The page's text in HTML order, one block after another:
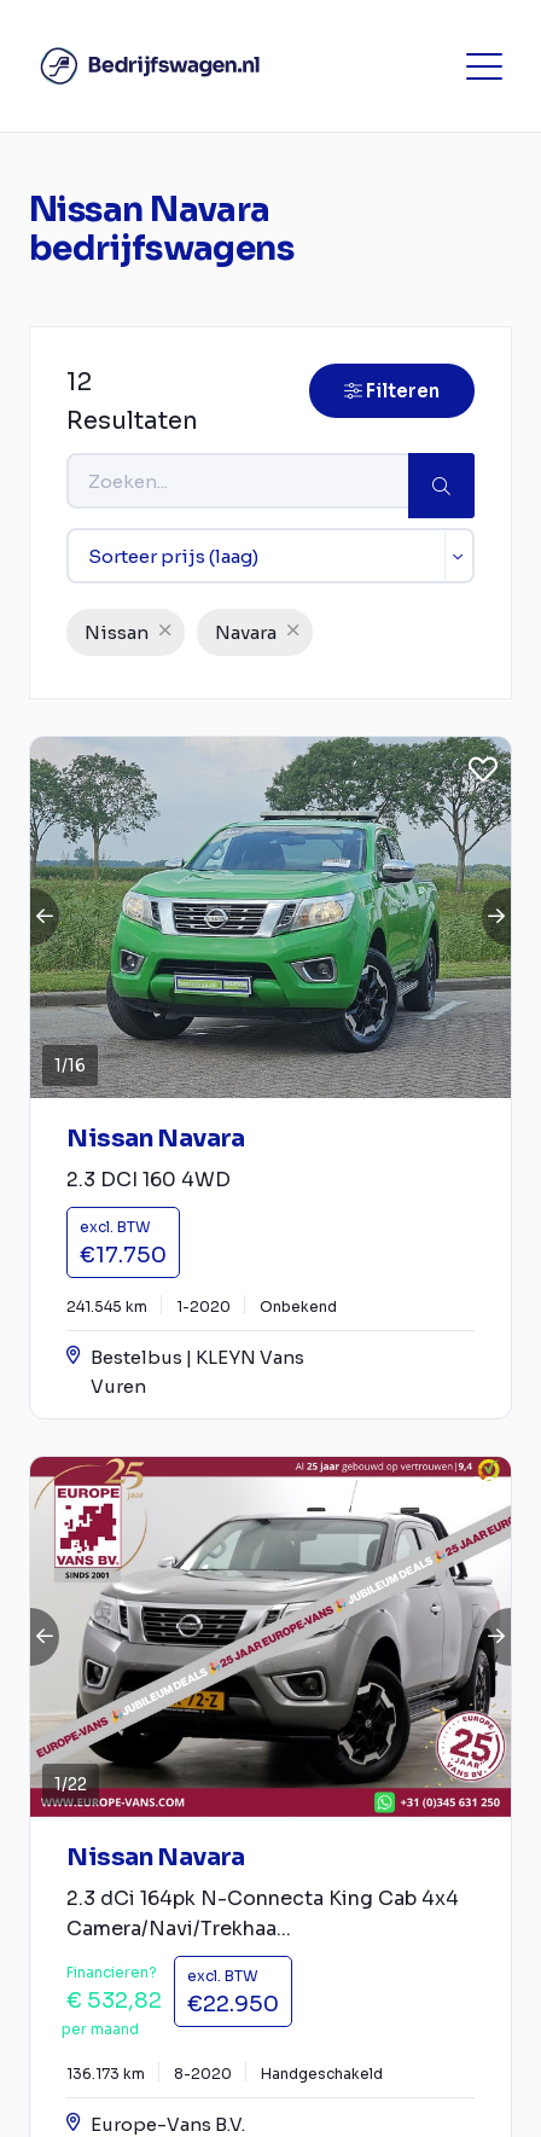
Nissan Navara
bedrijfswagens
12
Resultaten
Filteren
Nissan Navara
1/16
Nissan Navara
2.3 DCI 160 4WD
excl. BTW
€17.750
241.545 km 1-2020 Onbekend
Bestelbus | KLEYN Vans
Vuren
1/22
Nissan Navara
2.3 dCi 164pk N-Connecta King Cab 4x4
Camera/Navi/Trekhaa...
Financieren?
€ 532,82
per maand
excl. BTW
€22.950
136.173 km 8-2020 Handgeschakeld
Europe-Vans B.V.